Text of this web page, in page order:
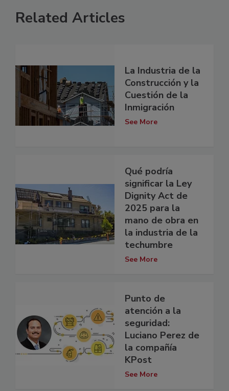
Related Articles
La Industria de la
Construcción y la
Cuestión de la
Inmigración
See More
Qué podría
significar la Ley
Dignity Act de
2025 para la
mano de obra en
la industria de la
techumbre
See More
Punto de
atención a la
seguridad:
Luciano Perez de
la compañía
KPost
See More